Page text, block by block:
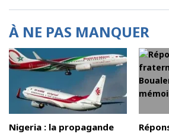
À NE PAS MANQUER
Nigeria : la propagande